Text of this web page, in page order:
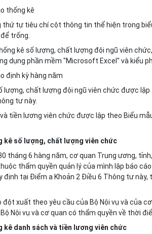
thống kê
thứ tự tiêu chí cột thông tin thể hiện trong
trống.
kê số lượng, chất lượng đội ngũ viên
dụng phần mềm "Microsoft Excel" và kiểu
định kỳ hàng năm
lượng, chất lượng đội ngũ viên chức được lập
tư này.
tiền lương viên chức được lập theo Biểu
kê số lượng, chất lượng viên chức
tháng 6 hàng năm, cơ quan Trung ương,
thẩm quyền quản lý của mình lập báo
tại Điểm a Khoản 2 Điều 6 Thông tư này,
đột xuất theo yêu cầu của Bộ Nội vụ và của
Nội vụ và cơ quan có thẩm quyền về thời
kê danh sách và tiền lương viên chức